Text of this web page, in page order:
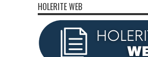
HOLERITE WEB